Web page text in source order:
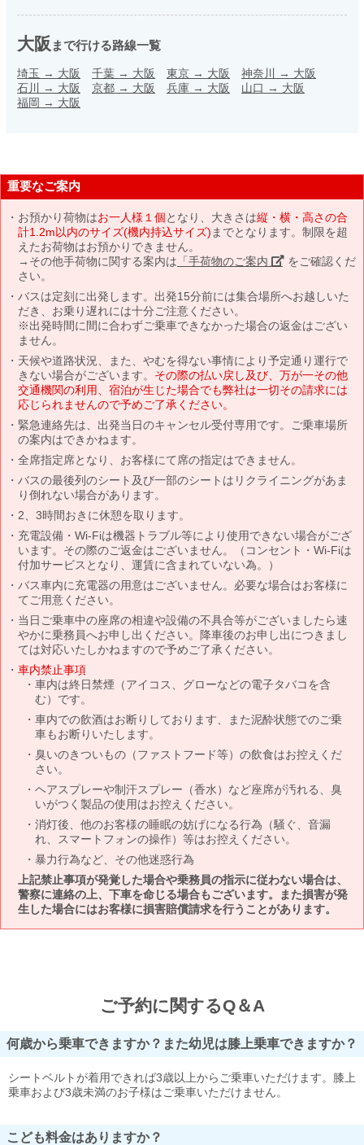
大阪 まで行ける路線一覧
埼玉 → 大阪 千葉 → 大阪 東京 → 大阪 神奈川 → 大阪
石川 → 大阪 京都 → 大阪 兵庫 → 大阪 山口 → 大阪
福岡 → 大阪
重要なご案内
お預かり荷物はお一人様１個となり、大きさは縦・横・高さの合
計1.2m以内のサイズ(機内持込サイズ) までとなります。制限を超
えたお荷物はお預かりできません。
→その他手荷物に関する案内は 「手荷物のご案内」 をご確認くだ
さい。
バスは定刻に出発します。出発15分前には集合場所へお越しいた
だき、お乗り遅れには十分ご注意ください。
※出発時間に間に合わずご乗車できなかった場合の返金はござい
ません。
天候や道路状況、また、やむを得ない事情により予定通り運行で
きない場合がございます。 その際の払い戻し及び、万が一その他
交通機関の利用、宿泊が生じた場合でも弊社は一切その請求には
応じられませんので予めご了承ください。
緊急連絡先は、出発当日のキャンセル受付専用です。ご乗車場所
の案内はできかねます。
全席指定席となり、お客様にて席の指定はできません。
バスの最後列のシート及び一部のシートはリクライニングがあま
り倒れない場合があります。
2、3時間おきに休憩を取ります。
充電設備・Wi-Fiは機器トラブル等により使用できない場合がござ
います。その際のご返金はございません。（コンセント・Wi-Fiは
付加サービスとなり、運賃に含まれていない為。）
バス車内に充電器の用意はございません。必要な場合はお客様に
てご用意ください。
当日ご乗車中の座席の相違や設備の不具合等がございましたら速
やかに乗務員へお申し出ください。降車後のお申し出につきまし
ては対応いたしかねますので予めご了承ください。
車内禁止事項
車内は終日禁煙（アイコス、グローなどの電子タバコを含
む）です。
車内での飲酒はお断りしております、また泥酔状態でのご乗
車もお断りいたします。
臭いのきついもの（ファストフード等）の飲食はお控えくだ
さい。
ヘアスプレーや制汗スプレー（香水）など座席が汚れる、臭
いがつく製品の使用はお控えください。
消灯後、他のお客様の睡眠の妨げになる行為（騒ぐ、音漏
れ、スマートフォンの操作）等はお控えください。
暴力行為など、その他迷惑行為
上記禁止事項が発覚した場合や乗務員の指示に従わない場合は、
警察に連絡の上、下車を命じる場合もございます。また損害が発
生した場合にはお客様に損害賠償請求を行うことがあります。
ご予約に関するQ＆A
何歳から乗車できますか？また幼児は膝上乗車できますか？
シートベルトが着用できれば3歳以上からご乗車いただけます。膝上
乗車および3歳未満のお子様はご乗車いただけません。
こども料金はありますか？